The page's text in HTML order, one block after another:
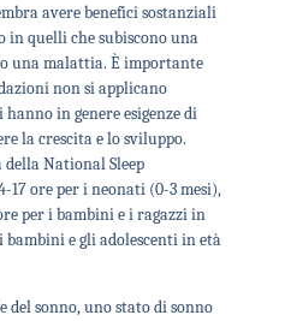
avere benefici sostanziali
in quelli che subiscono una
una malattia. È importante
non si applicano
in genere esigenze di
la crescita e lo sviluppo.
della National Sleep
17 ore per i neonati (0-3 mesi),
per i bambini e i ragazzi in
bambini e gli adolescenti in età
sonno, uno stato di sonno